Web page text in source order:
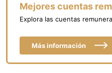
Mejores cuentas
Explora las cuentas
Más información